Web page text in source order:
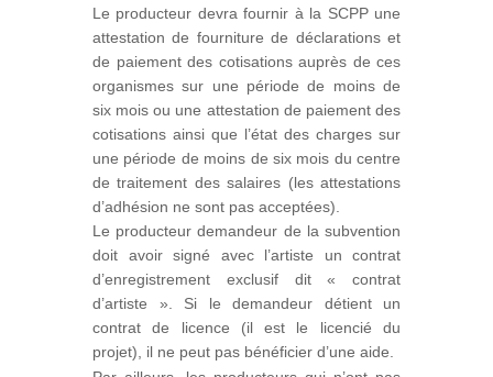
Le producteur devra fournir à la SCPP une
attestation de fourniture de déclarations et
de paiement des c​​otisations auprès de ces
organismes sur une période de moins de
six mois ou une attestation de paiement des
cotisations ainsi que l’état des charges sur
une période de moins de six mois du centre
de traitement des salaires (les attestations
d’adhésion ne sont pas acceptées).
Le producteur demandeur de la subvention
doit avoir signé avec l’artiste un contrat
d’enregistrement exclusif dit « contrat
d’artiste ». Si le demandeur détient un
contrat de licence (il est le licencié du
projet), il ne peut pas bénéficier d’une aide.